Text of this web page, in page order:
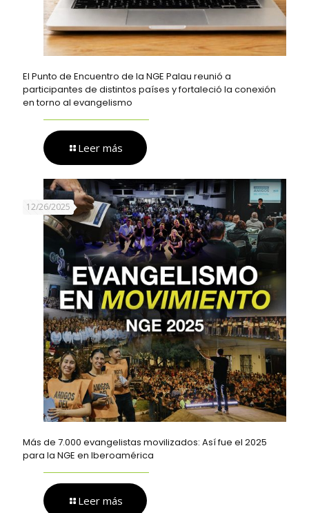
El Punto de Encuentro de la NGE Palau reunió a
participantes de distintos países y fortaleció la conexión
en torno al evangelismo
Leer más
12/26/2025
Más de 7.000 evangelistas movilizados: Así fue el 2025
para la NGE en Iberoamérica
Leer más